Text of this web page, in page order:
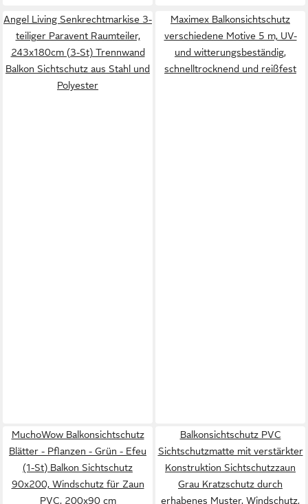
Angel Living Senkrechtmarkise 3-
teiliger Paravent Raumteiler,
243x180cm (3-St) Trennwand
Balkon Sichtschutz aus Stahl und
Polyester
Maximex Balkonsichtschutz
verschiedene Motive 5 m, UV-
und witterungsbeständig,
schnelltrocknend und reißfest
MuchoWow Balkonsichtschutz
Blätter - Pflanzen - Grün - Efeu
(1-St) Balkon Sichtschutz
90x200, Windschutz für Zaun
PVC, 200x90 cm
Balkonsichtschutz PVC
Sichtschutzmatte mit verstärkter
Konstruktion Sichtschutzzaun
Grau Kratzschutz durch
erhabenes Muster, Windschutz,